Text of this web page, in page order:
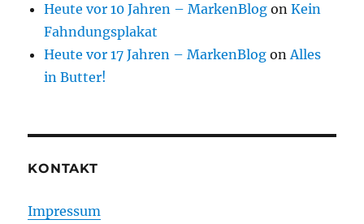
Heute vor 10 Jahren – MarkenBlog onKein
Fahndungsplakat
Heute vor 17 Jahren – MarkenBlog onAlles
in Butter!
KONTAKT
Impressum